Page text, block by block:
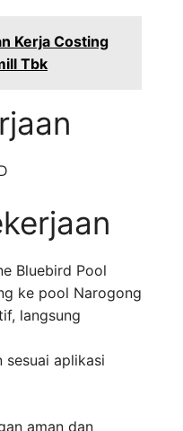
Kerja Costing
Tbk
Bluebird Pool
ke pool Narogong
langsung
sesuai aplikasi
aman dan